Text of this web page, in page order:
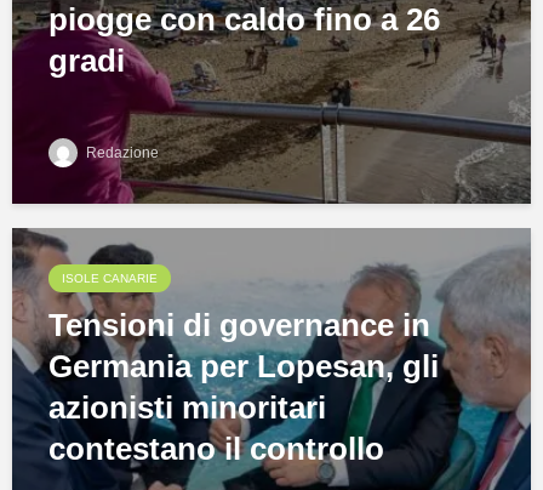
piogge con caldo fino a 26
gradi
Redazione
ISOLE CANARIE
Tensioni di governance in
Germania per Lopesan, gli
azionisti minoritari
contestano il controllo